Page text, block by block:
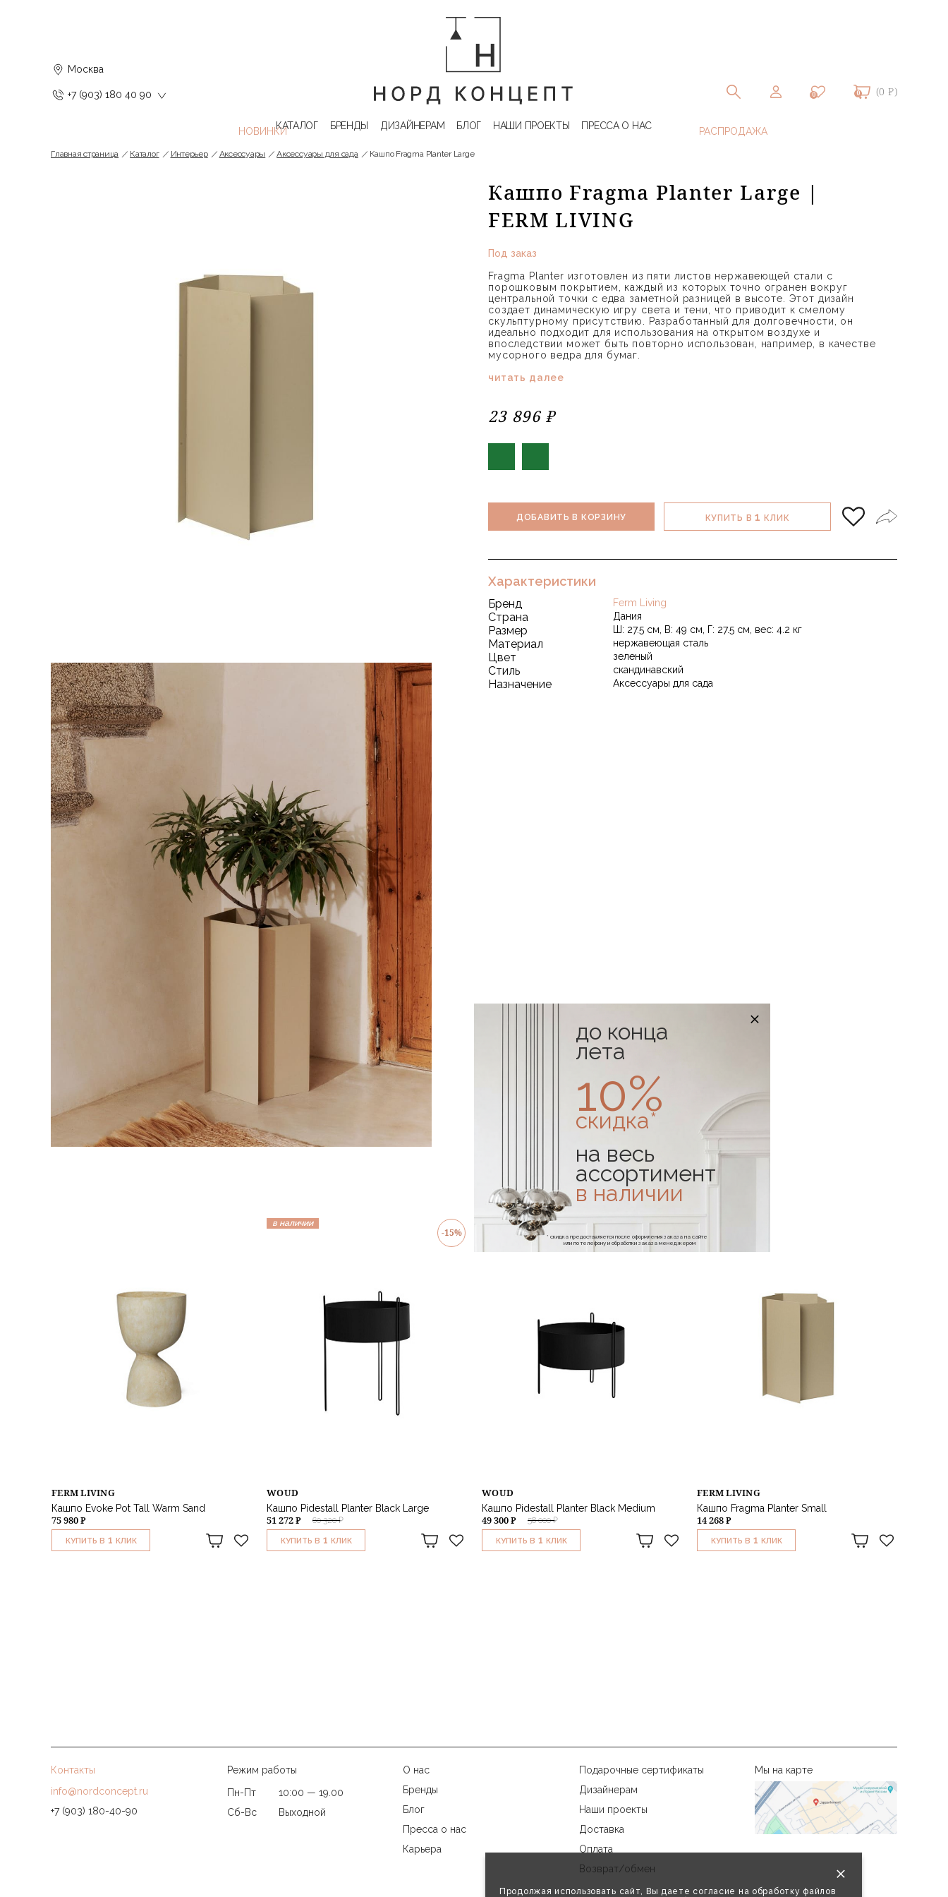
Продолжая использовать сайт, Вы даете согласие на обработку файлов
Москва
+7 (903) 180 40 90 0 0 (0 ₽)
КАТАЛОГ БРЕНДЫ ДИЗАЙНЕРАМ БЛОГ НАШИ ПРОЕКТЫ ПРЕССА О НАС
Главная страница Каталог Интерьер Аксессуары Аксессуары для сада Кашпо Fragma Planter Large
Кашпо Fragma Planter Large |
FERM LIVING
Под заказ
Fragma Planter изготовлен из пяти листов нержавеющей стали с
порошковым покрытием, каждый из которых точно огранен вокруг
центральной точки с едва заметной разницей в высоте. Этот дизайн
создает динамическую игру света и тени, что приводит к смелому
скульптурному присутствию. Разработанный для долговечности, он
идеально подходит для использования на открытом воздухе и
впоследствии может быть повторно использован, например, в качестве
мусорного ведра для бумаг.
читать далее
23 896 ₽
ДОБАВИТЬ В КОРЗИНУ КУПИТЬ В1 КЛИК
Характеристики
Бренд Ferm Living
Страна Дания
Размер Ш: 27.5 см, В: 49 см, Г: 27.5 см, вес: 4.2 кг
Материал нержавеющая сталь
Цвет зеленый
Стиль скандинавский
Назначение Аксессуары для сада
FERM LIVING
Кашпо Evoke Pot Tall Warm Sand
75 980 ₽
КУПИТЬ В 1 КЛИК
в наличии
-15%
WOUD
Кашпо Pidestall Planter Black Large
60 320 ₽
51 272 ₽
КУПИТЬ В 1 КЛИК
в наличии
WOUD
Кашпо Pidestall Planter Black Medium
58 000 ₽
49 300 ₽
КУПИТЬ В 1 КЛИК
FERM LIVING
Кашпо Fragma Planter Small
14 268 ₽
КУПИТЬ В 1 КЛИК
до конца
лета
10%
скидка*
на весь
ассортимент
в наличии
* скидка предоставляется после оформления заказа на сайте
или по телефону и обработки заказа менеджером
Контакты
info@nordconcept.ru
+7 (903) 180-40-90
Режим работы
Пн-Пт
10:00 — 19.00
Сб-Вс
Выходной
Мы на карте
О нас
Подарочные сертификаты
Бренды
Дизайнерам
Блог
Наши проекты
Пресса о нас
Доставка
Карьера
Оплата
Возврат/обмен